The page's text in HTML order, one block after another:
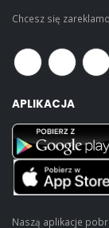
Chcesz się
APLIKACJA
Naszą aplikacje